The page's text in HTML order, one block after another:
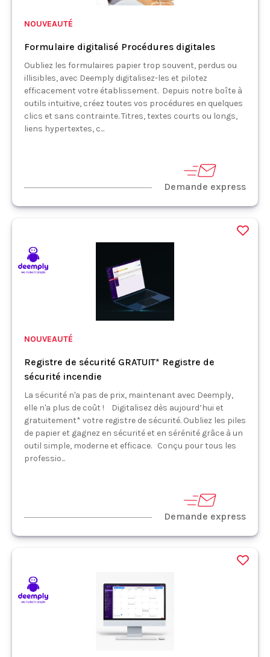
NOUVEAUTÉ
Formulaire digitalisé Procédures digitales
Oubliez les formulaires papier trop souvent, perdus ou
illisibles, avec Deemply digitalisez-les et pilotez
efficacement votre établissement. Depuis notre boîte à
outils intuitive, créez toutes vos procédures en quelques
clics et sans contrainte. Titres, textes courts ou longs,
liens hypertextes, c...
Demande express
NOUVEAUTÉ
Registre de sécurité GRATUIT* Registre de
sécurité incendie
La sécurité n'a pas de prix, maintenant avec Deemply,
elle n'a plus de coût ! Digitalisez dès aujourd’hui et
gratuitement* votre registre de sécurité. Oubliez les piles
de papier et gagnez en sécurité et en sérénité grâce à un
outil simple, moderne et efficace. Conçu pour tous les
professio...
Demande express